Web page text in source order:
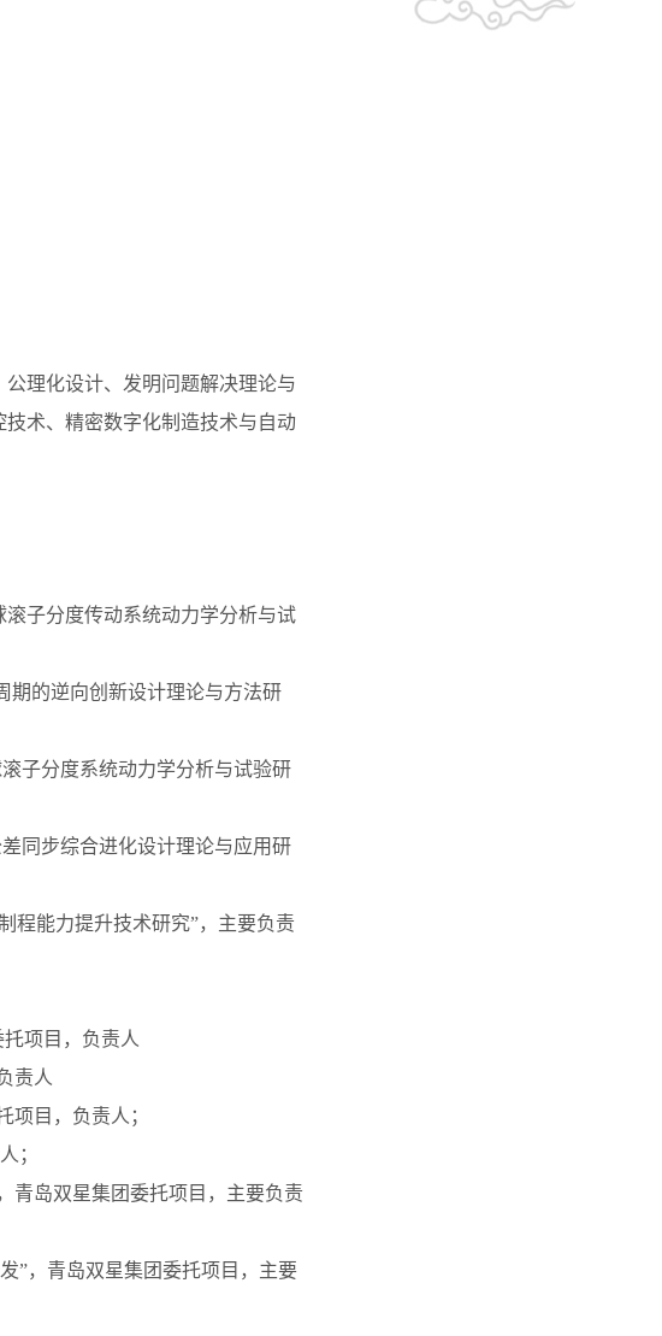
理化设计、发明问题解决理论与
术、精密数字化制造技术与自动
滚子分度传动系统动力学分析与试
期的逆向创新设计理论与方法研
子分度系统动力学分析与试验研
同步综合进化设计理论与应用研
程能力提升技术研究”，主要负责
项目，负责人
责人
项目，负责人；
；
青岛双星集团委托项目，主要负责
”，青岛双星集团委托项目，主要